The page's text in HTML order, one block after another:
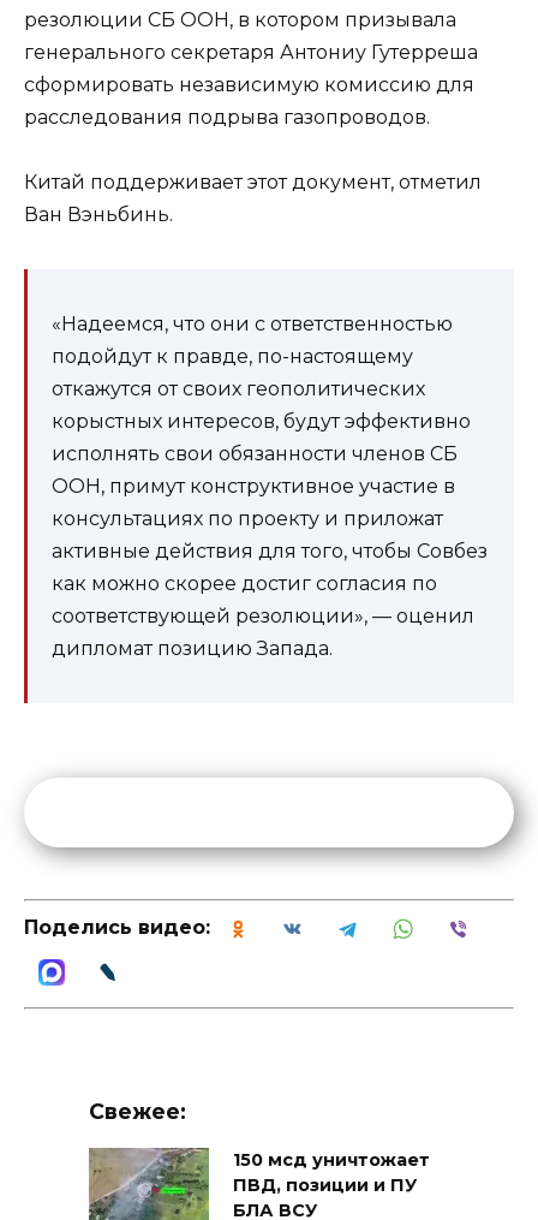
резолюции СБ ООН, в котором призывала
генерального секретаря Антониу Гутерреша
сформировать независимую комиссию для
расследования подрыва газопроводов.
Китай поддерживает этот документ, отметил
Ван Вэньбинь.
«Надеемся, что они с ответственностью
подойдут к правде, по-настоящему
откажутся от своих геополитических
корыстных интересов, будут эффективно
исполнять свои обязанности членов СБ
ООН, примут конструктивное участие в
консультациях по проекту и приложат
активные действия для того, чтобы Совбез
как можно скорее достиг согласия по
соответствующей резолюции», — оценил
дипломат позицию Запада.
Поделись видео:
Свежее:
150 мсд уничтожает
ПВД, позиции и ПУ
БЛА ВСУ